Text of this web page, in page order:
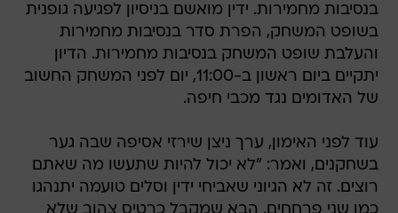
בנסיבות מחמירות. ידין מואשם בניסיון לפגיעה גופנית
בשופט המשחק, הפרת סדר בנסיבות מחמירות
והעלבת שופט המשחק בנסיבות מחמירות. הדיון
יתקיים ביום ראשון ב-11:00, יום לפני המשחק החשוב
של האדומים נגד מכבי חיפה.
עוד לפני האימון, ערך ניצן שירזי אסיפה שבה גער
בשחקנים, ואמר: "לא יכול להיות שתעשו מה שאתם
רוצים. זה לא הגיוני שאביחי ידין וסלים טועמה יתנהגו